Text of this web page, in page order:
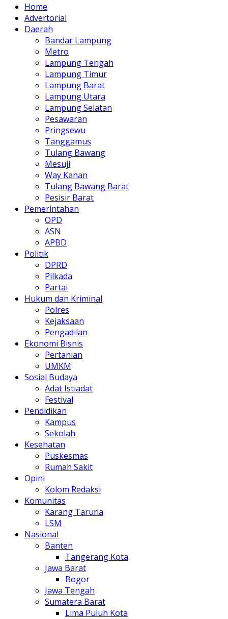
Home
Advertorial
Daerah
Bandar Lampung
Metro
Lampung Tengah
Lampung Timur
Lampung Barat
Lampung Utara
Lampung Selatan
Pesawaran
Pringsewu
Tanggamus
Tulang Bawang
Mesuji
Way Kanan
Tulang Bawang Barat
Pesisir Barat
Pemerintahan
OPD
ASN
APBD
Politik
DPRD
Pilkada
Partai
Hukum dan Kriminal
Polres
Kejaksaan
Pengadilan
Ekonomi Bisnis
Pertanian
UMKM
Sosial Budaya
Adat Istiadat
Festival
Pendidikan
Kampus
Sekolah
Kesehatan
Puskesmas
Rumah Sakit
Opini
Kolom Redaksi
Komunitas
Karang Taruna
LSM
Nasional
Banten
Tangerang Kota
Jawa Barat
Bogor
Jawa Tengah
Sumatera Barat
Lima Puluh Kota